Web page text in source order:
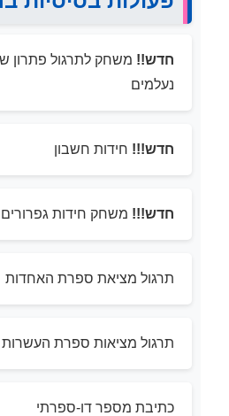
חדש!! משחק לתרגול פתרון
נעלמים
חדש!!! חידות חשבון
חדש!!! משחק חידות גפרורים
תרגול מציאת ספרת האחדות
תרגול מציאות ספרת העשרות
כתיבת מספר דו-ספרתי